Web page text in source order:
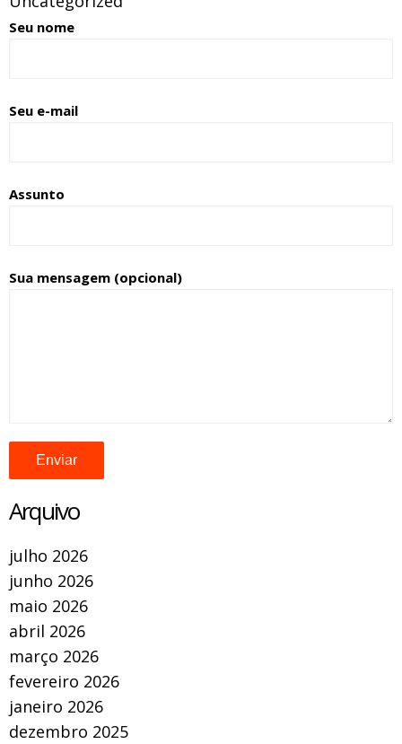
Seu nome
Seu e-mail
Assunto
Sua mensagem (opcional)
Arquivo
julho 2026
junho 2026
maio 2026
abril 2026
março 2026
fevereiro 2026
janeiro 2026
dezembro 2025